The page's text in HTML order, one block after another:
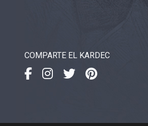
espiritistas
COMPARTE EL KARDEC